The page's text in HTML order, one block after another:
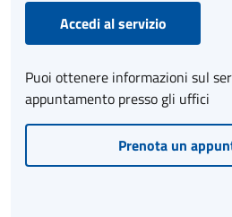
Accedi al servizio
Puoi ottenere informazioni sul
appuntamento presso gli uffici
Prenota un